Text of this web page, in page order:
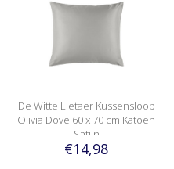
De Witte Lietaer Kussensloop
Olivia Dove 60 x 70 cm Katoen
Satijn
€14,98